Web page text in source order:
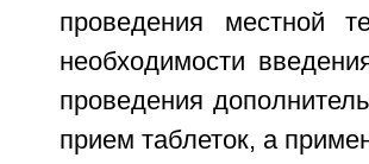
проведения местной
необходимости
проведения
прием таблеток, а